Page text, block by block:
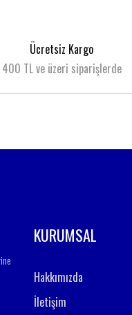
Ücretsiz Kargo
400 TL ve üzeri siparişlerde
KURUMSAL
Hakkımızda
İletişim